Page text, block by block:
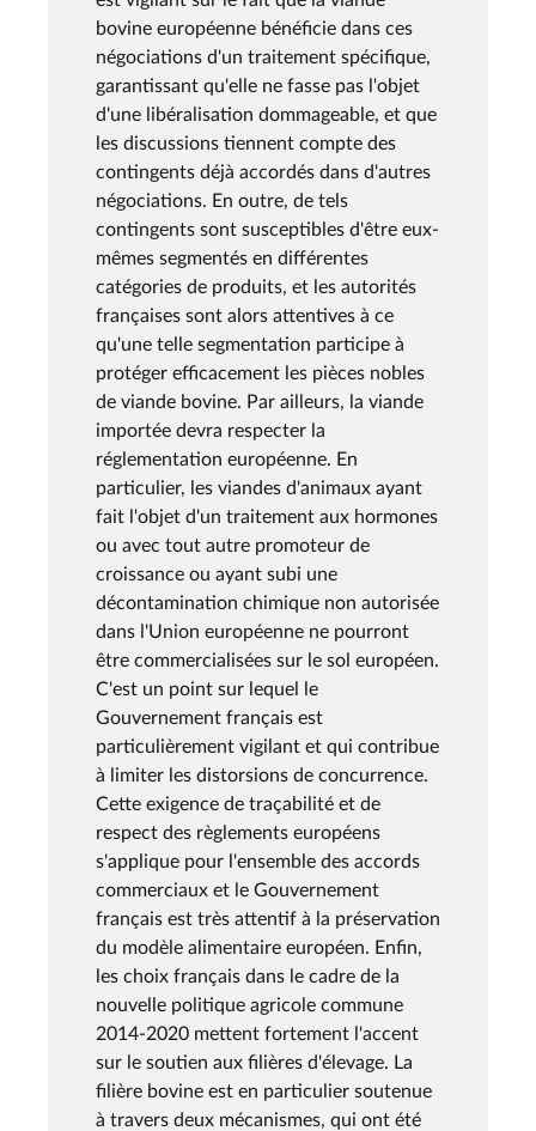
bovine européenne bénéficie dans ces
négociations d'un traitement spécifique,
garantissant qu'elle ne fasse pas l'objet
d'une libéralisation dommageable, et que
les discussions tiennent compte des
contingents déjà accordés dans d'autres
négociations. En outre, de tels
contingents sont susceptibles d'être eux-
mêmes segmentés en différentes
catégories de produits, et les autorités
françaises sont alors attentives à ce
qu'une telle segmentation participe à
protéger efficacement les pièces nobles
de viande bovine. Par ailleurs, la viande
importée devra respecter la
réglementation européenne. En
particulier, les viandes d'animaux ayant
fait l'objet d'un traitement aux hormones
ou avec tout autre promoteur de
croissance ou ayant subi une
décontamination chimique non autorisée
dans l'Union européenne ne pourront
être commercialisées sur le sol européen.
C'est un point sur lequel le
Gouvernement français est
particulièrement vigilant et qui contribue
à limiter les distorsions de concurrence.
Cette exigence de traçabilité et de
respect des règlements européens
s'applique pour l'ensemble des accords
commerciaux et le Gouvernement
français est très attentif à la préservation
du modèle alimentaire européen. Enfin,
les choix français dans le cadre de la
nouvelle politique agricole commune
2014-2020 mettent fortement l'accent
sur le soutien aux filières d'élevage. La
filière bovine est en particulier soutenue
à travers deux mécanismes, qui ont été